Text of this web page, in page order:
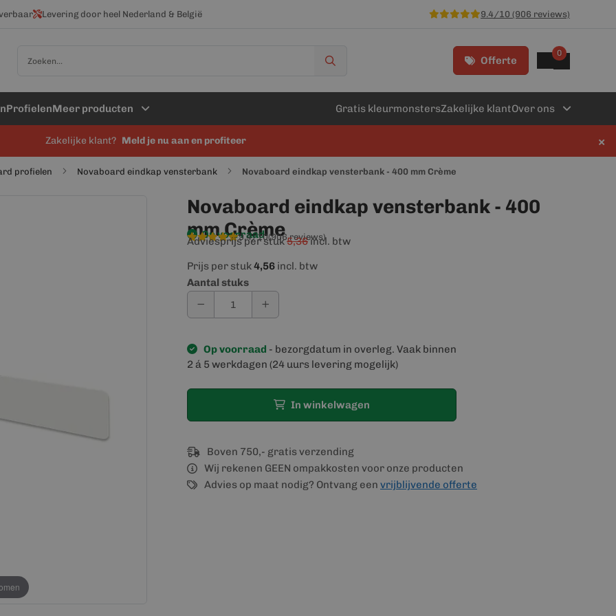
Levering door heel Nederland & België 9.4/10 (906 reviews)
Offerte
0
ProfielenMeer producten Gratis kleurmonstersZakelijke klantOver ons
Zakelijke klant? Meld je nu aan en profiteer ×
profielen Novaboard eindkap vensterbank Novaboard eindkap vensterbank - 400 mm Crème
Novaboard eindkap vensterbank - 400
mm Crème
Op voorraad
9,4/10(906 reviews)
Adviesprijs per stuk5,36incl. btw
Prijs per stuk4,56 incl. btw
Aantal stuks
Op voorraad - bezorgdatum in overleg. Vaak binnen
2 á 5 werkdagen (24 uurs levering mogelijk)
In winkelwagen
Boven 750,- gratis verzending
Wij rekenen GEEN ompakkosten voor onze producten
Advies op maat nodig? Ontvang een vrijblijvende offerte